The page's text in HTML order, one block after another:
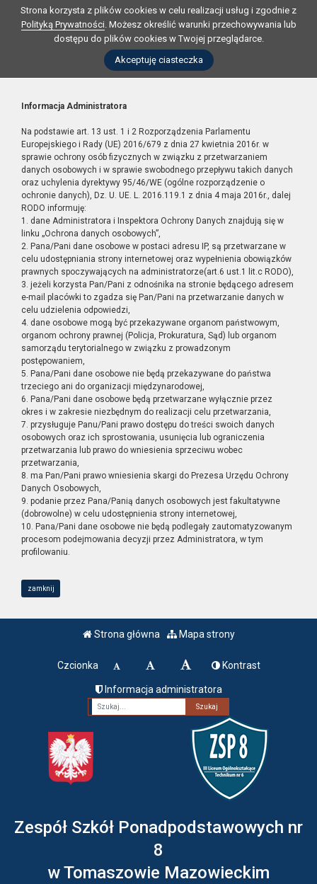
Strona korzysta z plików cookies w celu realizacji usług i zgodnie z
Polityką Prywatności. Możesz określić warunki przechowywania lub
dostępu do plików cookies w Twojej przeglądarce.
Akceptuję ciasteczka
Informacja Administratora
Na podstawie art. 13 ust. 1 i 2 Rozporządzenia Parlamentu
Europejskiego i Rady (UE) 2016/679 z dnia 27 kwietnia 2016r. w
sprawie ochrony osób fizycznych w związku z przetwarzaniem
danych osobowych i w sprawie swobodnego przepływu takich danych
oraz uchylenia dyrektywy 95/46/WE (ogólne rozporządzenie o
ochronie danych), Dz. U. UE. L. 2016.119.1 z dnia 4 maja 2016r., dalej
RODO informuję:
1. dane Administratora i Inspektora Ochrony Danych znajdują się w
linku „Ochrona danych osobowych”,
2. Pana/Pani dane osobowe w postaci adresu IP, są przetwarzane w
celu udostępniania strony internetowej oraz wypełnienia obowiązków
prawnych spoczywających na administratorze(art.6 ust.1 lit.c RODO),
3. jeżeli korzysta Pan/Pani z odnośnika na stronie będącego adresem
e-mail placówki to zgadza się Pan/Pani na przetwarzanie danych w
celu udzielenia odpowiedzi,
4. dane osobowe mogą być przekazywane organom państwowym,
organom ochrony prawnej (Policja, Prokuratura, Sąd) lub organom
samorządu terytorialnego w związku z prowadzonym
postępowaniem,
5. Pana/Pani dane osobowe nie będą przekazywane do państwa
trzeciego ani do organizacji międzynarodowej,
6. Pana/Pani dane osobowe będą przetwarzane wyłącznie przez
okres i w zakresie niezbędnym do realizacji celu przetwarzania,
7. przysługuje Panu/Pani prawo dostępu do treści swoich danych
osobowych oraz ich sprostowania, usunięcia lub ograniczenia
przetwarzania lub prawo do wniesienia sprzeciwu wobec
przetwarzania,
8. ma Pan/Pani prawo wniesienia skargi do Prezesa Urzędu Ochrony
Danych Osobowych,
9. podanie przez Pana/Panią danych osobowych jest fakultatywne
(dobrowolne) w celu udostępnienia strony internetowej,
10. Pana/Pani dane osobowe nie będą podlegały zautomatyzowanym
procesom podejmowania decyzji przez Administratora, w tym
profilowaniu.
zamknij
Strona główna Mapa strony
Czcionka Kontrast
Informacja administratora
Fraza
Zespół Szkół Ponadpodstawowych nr
8
w Tomaszowie Mazowieckim